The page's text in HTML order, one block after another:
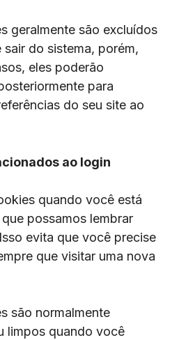
geralmente são excluídos
do sistema, porém,
eles poderão
para
do seu site ao
ao login
quando você está
possamos lembrar
evita que você precise
que visitar uma nova
são normalmente
limpos quando você